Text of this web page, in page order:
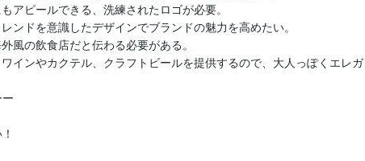
アピールできる、洗練されたロゴが必要。
ンドを意識したデザインでブランドの魅力を高めたい。
風の飲食店だと伝わる必要がある。
インやカクテル、クラフトビールを提供するので、大人っぽくエレガ